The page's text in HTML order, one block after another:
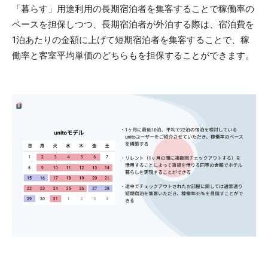
「暮らす」用途利用の長期宿泊者を集客することで稼働率の
ベースを担保しつつ、長期宿泊者が外泊する際は、宿泊費を
1泊あたりの金額に上げて短期宿泊者を集客することで、稼
働率と客室平均単価のどちらもを担保することができます。